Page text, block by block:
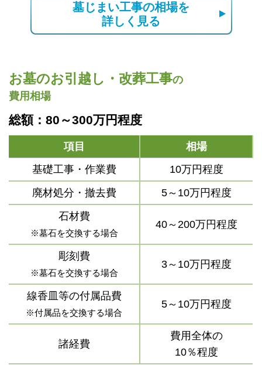
墓じまい工事の相場を
詳しく見る
お墓のお引越し・改葬工事の
費用相場
総額：80～300万円程度
項目
相場
基礎工事・作業費
10万円程度
廃材処分・撤去費
5～10万円程度
石材費
※墓石を交換する場合
40～200万円程度
彫刻費
※墓石を交換する場合
3～10万円程度
線香皿等の付属品費
※付属品を交換する場合
5～10万円程度
諸経費
費用全体の
10％程度